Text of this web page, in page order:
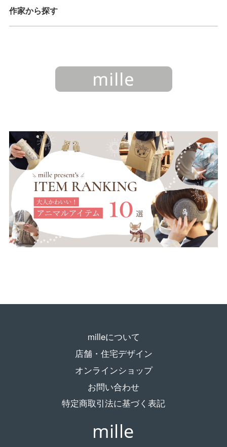
作家から探す
milleについて
店舗・住宅デザイン
オンラインショップ
お問い合わせ
特定商取引法に基づく表記